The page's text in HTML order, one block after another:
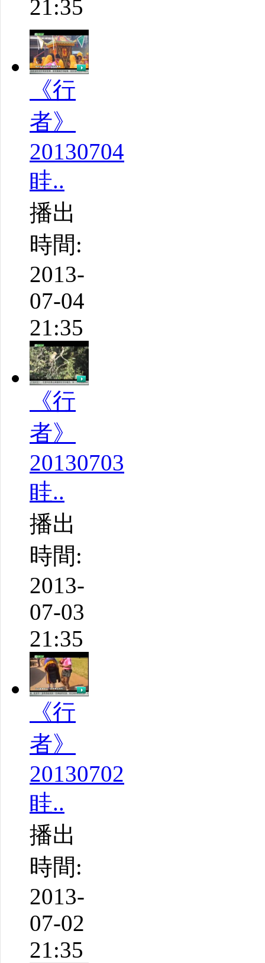
21:35
《行
者》
20130704
眭..
播出
時間:
2013-
07-04
21:35
《行
者》
20130703
眭..
播出
時間:
2013-
07-03
21:35
《行
者》
20130702
眭..
播出
時間:
2013-
07-02
21:35